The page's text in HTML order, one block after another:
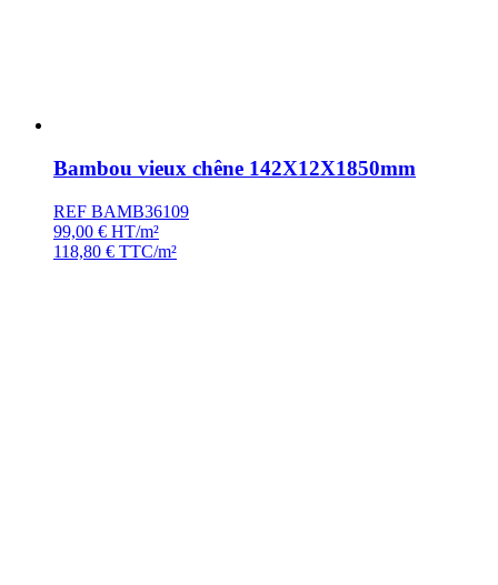
Bambou vieux chêne 142X12X1850mm
REF BAMB36109
99,00 € HT/m²
118,80 € TTC/m²